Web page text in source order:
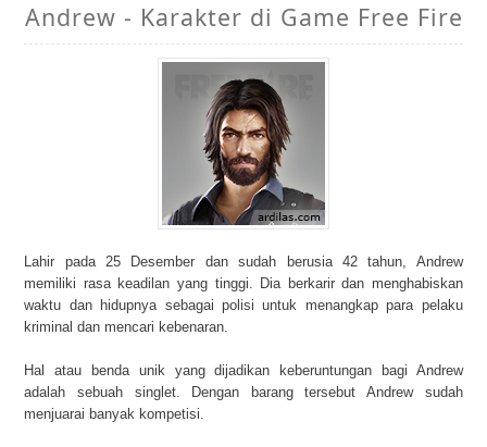
Andrew - Karakter di Game Free Fire
Lahir pada 25 Desember dan sudah berusia 42 tahun, Andrew
memiliki rasa keadilan yang tinggi. Dia berkarir dan menghabiskan
waktu dan hidupnya sebagai polisi untuk menangkap para pelaku
kriminal dan mencari kebenaran.
Hal atau benda unik yang dijadikan keberuntungan bagi Andrew
adalah sebuah singlet. Dengan barang tersebut Andrew sudah
menjuarai banyak kompetisi.